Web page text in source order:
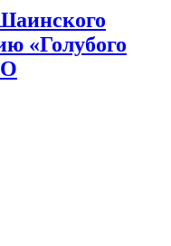
«Голубого